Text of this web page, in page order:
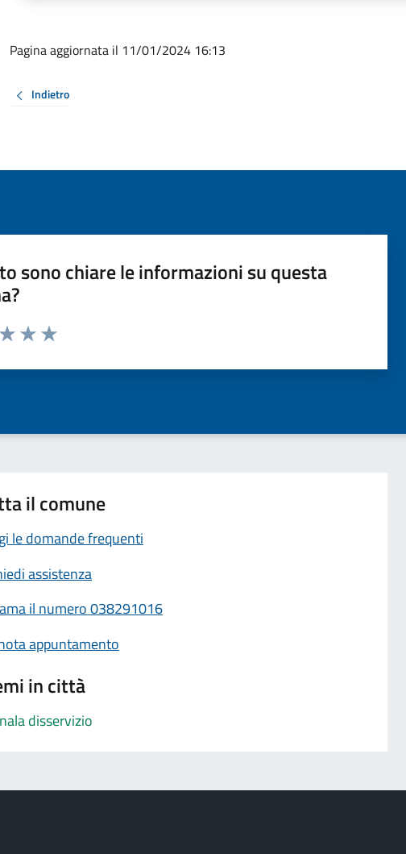
Pagina aggiornata il 11/01/2024 16:13
Indietro
sono chiare le informazioni su questa
a 5 stelle la pagina
il comune
le domande frequenti
assistenza
il numero 038291016
appuntamento
in città
disservizio